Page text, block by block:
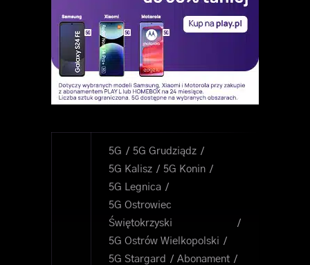
5G
5G Grudziądz
5G Kalisz
5G Konin
5G Legnica
5G Ostrowiec
Świętokrzyski
5G Ostrów Wielkopolski
5G Stargard
Abonament